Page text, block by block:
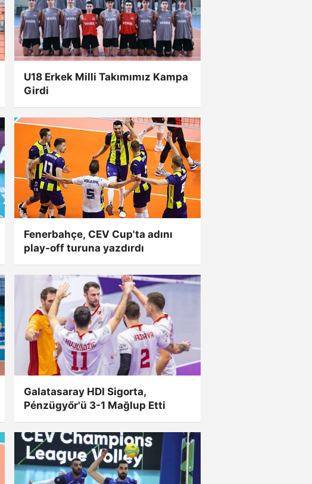
U18 Erkek Milli Takımımız Kampa
Girdi
Fenerbahçe, CEV Cup'ta adını
play-off turuna yazdırdı
Galatasaray HDI Sigorta,
Pénzügyőr'ü 3-1 Mağlup Etti